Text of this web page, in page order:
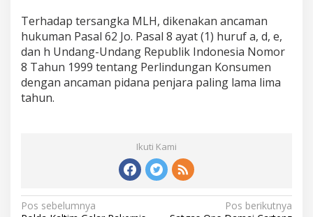
Terhadap tersangka MLH, dikenakan ancaman
hukuman Pasal 62 Jo. Pasal 8 ayat (1) huruf a, d, e,
dan h Undang-Undang Republik Indonesia Nomor
8 Tahun 1999 tentang Perlindungan Konsumen
dengan ancaman pidana penjara paling lama lima
tahun.
Ikuti Kami
N
Pos sebelumnya
Pos berikutnya